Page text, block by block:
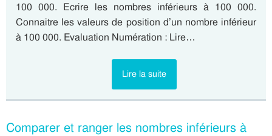
100 000. Ecrire les nombres inférieurs à 100 000.
Connaitre les valeurs de position d’un nombre inférieur
à 100 000. Evaluation Numération : Lire…
Lire la suite
Comparer et ranger les nombres inférieurs à